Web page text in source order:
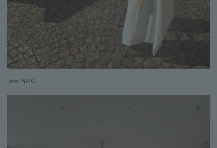
Foto: STLG